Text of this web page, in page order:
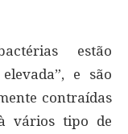
estão
e são
contraídas
vários tipo de